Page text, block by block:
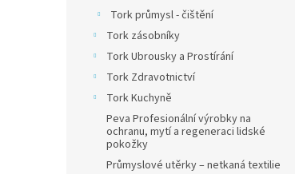
Tork průmysl - čištění
Tork zásobníky
Tork Ubrousky a Prostírání
Tork Zdravotnictví
Tork Kuchyně
Peva Profesionální výrobky na
ochranu, mytí a regeneraci lidské
pokožky
Průmyslové utěrky – netkaná textilie